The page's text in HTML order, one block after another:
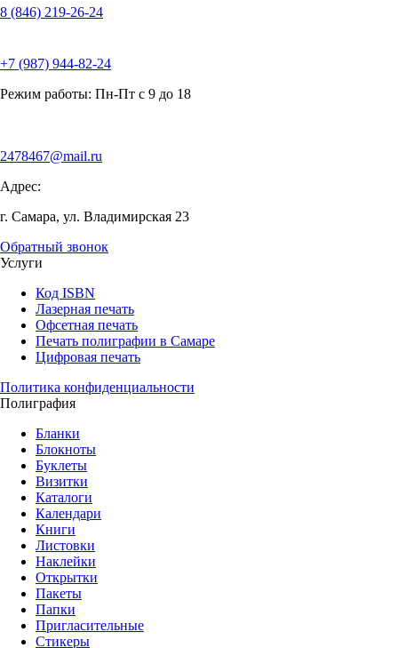
8 (846) 219-26-24
+7 (987) 944-82-24
Режим работы: Пн-Пт с 9 до 18
2478467@mail.ru
Адрес:
г. Самара, ул. Владимирская 23
Обратный звонок
Услуги
Код ISBN
Лазерная печать
Офсетная печать
Печать полиграфии в Самаре
Цифровая печать
Политика конфиденциальности
Полиграфия
Бланки
Блокноты
Буклеты
Визитки
Каталоги
Календари
Книги
Листовки
Наклейки
Открытки
Пакеты
Папки
Пригласительные
Стикеры